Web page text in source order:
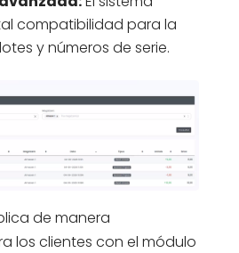
compatibilidad para la
y números de serie.
de manera
los clientes con el módulo